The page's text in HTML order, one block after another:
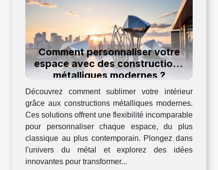
Comment personnaliser votre
espace avec des constructions
métalliques modernes ?
Découvrez comment sublimer votre intérieur
grâce aux constructions métalliques modernes.
Ces solutions offrent une flexibilité incomparable
pour personnaliser chaque espace, du plus
classique au plus contemporain. Plongez dans
l'univers du métal et explorez des idées
innovantes pour transformer...